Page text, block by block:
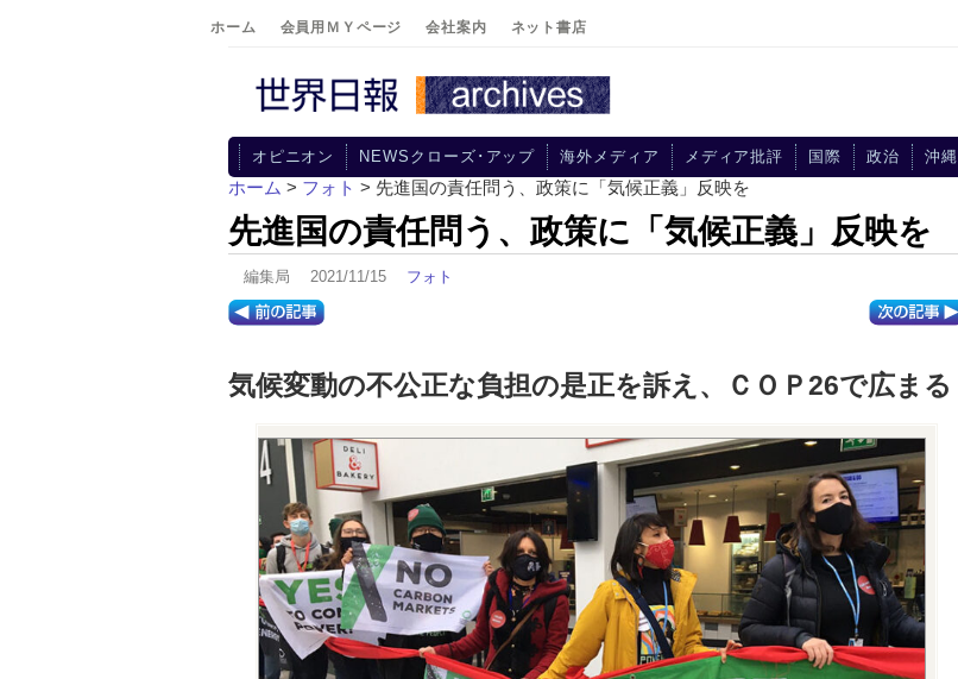
ホーム 会員用ＭＹページ 会社案内 ネット書店
オピニオン NEWSクローズ･アップ 海外メディア メディア批評 国際 政治 沖縄
ホーム > フォト > 先進国の責任問う、政策に「気候正義」反映を
先進国の責任問う、政策に「気候正義」反映を
編集局 2021/11/15 フォト
気候変動の不公正な負担の是正を訴え、ＣＯＰ26で広まる